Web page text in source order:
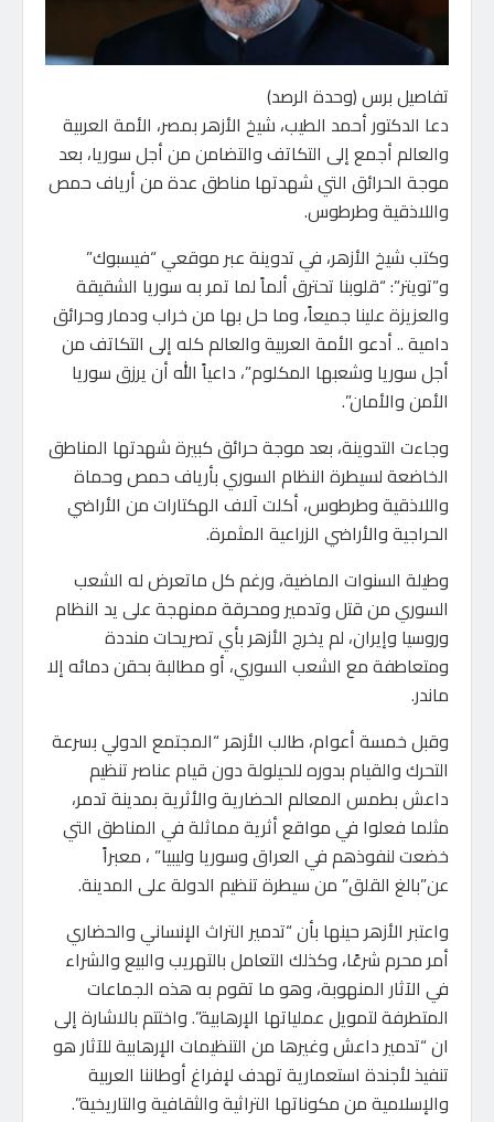
تفاصيل برس (وحدة الرصد)
دعا الدكتور أحمد الطيب، شيخ الأزهر بمصر، الأمة العربية
والعالم أجمع إلى التكاتف والتضامن من أجل سوريا، بعد
موجة الحرائق التي شهدتها مناطق عدة من أرياف حمص
واللاذقية وطرطوس.
وكتب شيخ الأزهر، في تدوينة عبر موقعي “فيسبوك”
و”تويتر”: “قلوبنا تحترق ألماً لما تمر به سوريا الشقيقة
والعزيزة علينا جميعاً، وما حل بها من خراب ودمار وحرائق
دامية .. أدعو الأمة العربية والعالم كله إلى التكاتف من
أجل سوريا وشعبها المكلوم”، داعياً الله أن يرزق سوريا
الأمن والأمان”.
وجاءت التدوينة، بعد موجة حرائق كبيرة شهدتها المناطق
الخاضعة لسيطرة النظام السوري بأرياف حمص وحماة
واللاذقية وطرطوس، أكلت آلاف الهكتارات من الأراضي
الحراجية والأراضي الزراعية المثمرة.
وطيلة السنوات الماضية، ورغم كل ماتعرض له الشعب
السوري من قتل وتدمير ومحرقة ممنهجة على يد النظام
وروسيا وإيران، لم يخرج الأزهر بأي تصريحات منددة
ومتعاطفة مع الشعب السوري، أو مطالبة بحقن دمائه إلا
ماندر.
وقبل خمسة أعوام، طالب الأزهر “المجتمع الدولي بسرعة
التحرك والقيام بدوره للحيلولة دون قيام عناصر تنظيم
داعش بطمس المعالم الحضارية والأثرية بمدينة تدمر،
مثلما فعلوا في مواقع أثرية مماثلة في المناطق التي
خضعت لنفوذهم في العراق وسوريا وليبيا” ، معبراً
عن”بالغ القلق” من سيطرة تنظيم الدولة على المدينة.
واعتبر الأزهر حينها بأن “تدمير التراث الإنساني والحضاري
أمر محرم شرعًا، وكذلك التعامل بالتهريب والبيع والشراء
في الآثار المنهوبة، وهو ما تقوم به هذه الجماعات
المتطرفة لتمويل عملياتها الإرهابية”. واختتم بالاشارة إلى
ان “تدمير داعش وغيرها من التنظيمات الإرهابية للآثار هو
تنفيذ لأجندة استعمارية تهدف لإفراغ أوطاننا العربية
والإسلامية من مكوناتها التراثية والثقافية والتاريخية”.